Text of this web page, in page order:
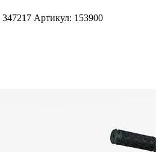
347217 Артикул: 153900